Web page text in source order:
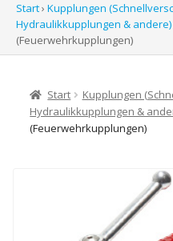
Start› Kupplungen
Hydraulikkupplungen & andere)
(Feuerwehrkupplungen)
Start
Kupplungen
Hydraulikkupplungen &
(Feuerwehrkupplungen)